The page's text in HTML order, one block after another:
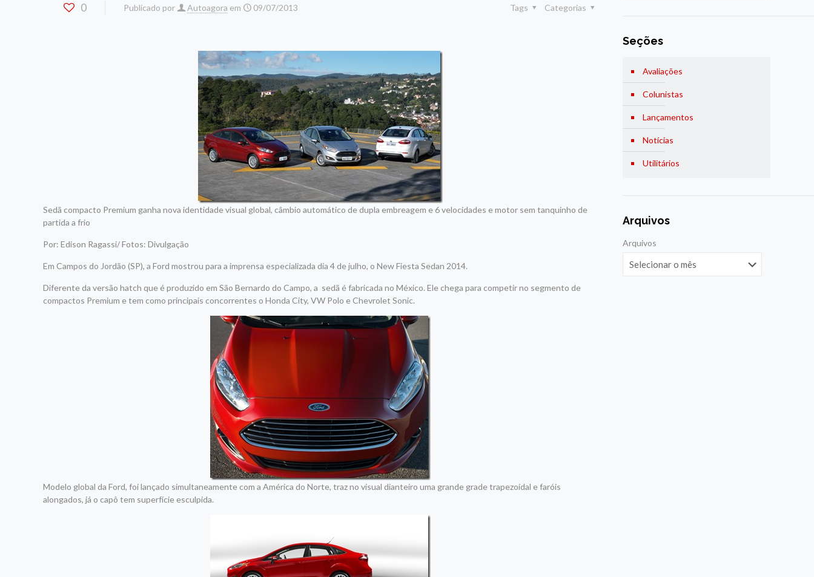
0 Publicado por Autoagora em 09/07/2013 Categorias
Tags
Sedã compacto Premium ganha nova identidade visual global, câmbio automático de dupla embreagem e 6 velocidades e motor sem tanquinho de
partida a frio
Por: Edison Ragassi/ Fotos: Divulgação
Em Campos do Jordão (SP), a Ford mostrou para a imprensa especializada dia 4 de julho, o New Fiesta Sedan 2014.
Diferente da versão hatch que é produzido em São Bernardo do Campo, a sedã é fabricada no México. Ele chega para competir no segmento de
compactos Premium e tem como principais concorrentes o Honda City, VW Polo e Chevrolet Sonic.
Modelo global da Ford, foi lançado simultaneamente com a América do Norte, traz no visual dianteiro uma grande grade trapezoidal e faróis
alongados, já o capô tem superfície esculpida.
Seções
Avaliações
Colunistas
Lançamentos
Notícias
Utilitários
Arquivos
Arquivos